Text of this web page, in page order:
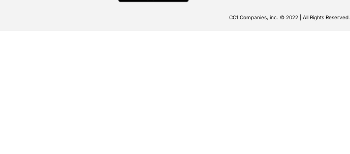
CC1 Companies, inc. © 2022 | All Rights Reserved.